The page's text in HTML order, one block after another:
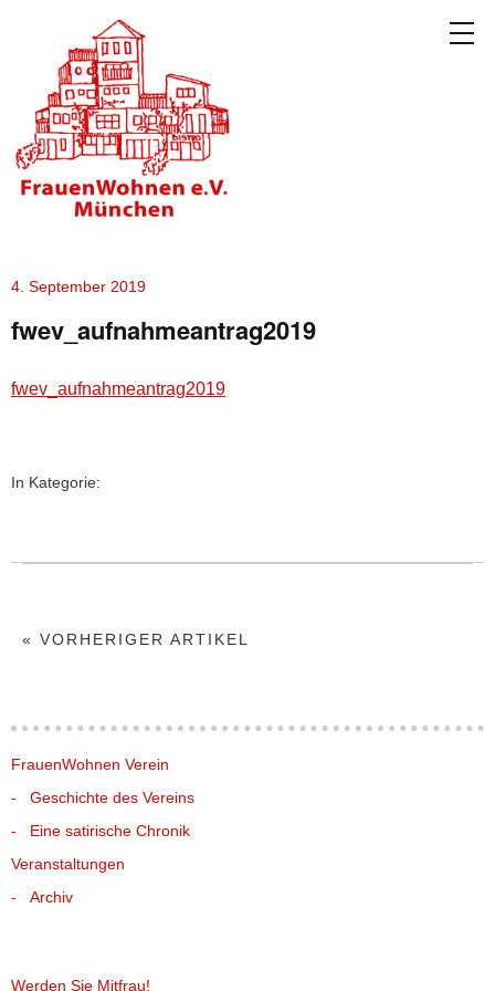
4. September 2019
fwev_aufnahmeantrag2019
fwev_aufnahmeantrag2019
In Kategorie:
« VORHERIGER ARTIKEL
FrauenWohnen Verein
Geschichte des Vereins
Eine satirische Chronik
Veranstaltungen
Archiv
Werden Sie Mitfrau!